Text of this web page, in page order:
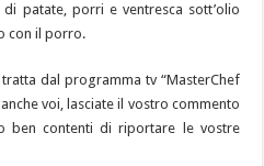
patate, porri e ventresca sott’olio
con il porro.
dal programma tv “MasterChef
anche voi, lasciate il vostro commento
ben contenti di riportare le vostre